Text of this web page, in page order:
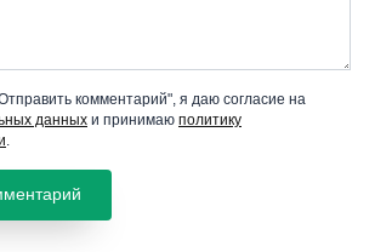
комментарий", я даю согласие на
данных и принимаю политику